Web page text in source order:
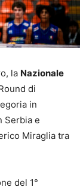
la Nazionale
di
in
Serbia e
Miraglia tra
del 1°